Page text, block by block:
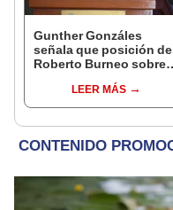
Gunther Gonzáles
señala que posición de
Roberto Burneo sobre
Aliaga no representan al
JNE
LEER MÁS